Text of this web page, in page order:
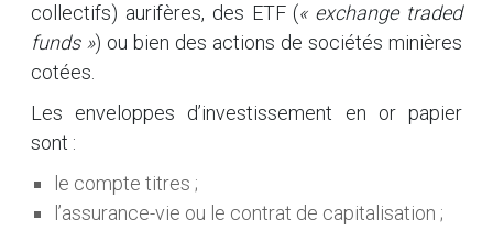
collectifs) aurifères, des ETF (« exchange traded
funds ») ou bien des actions de sociétés minières
cotées.
Les enveloppes d’investissement en or papier
sont :
le compte titres ;
l’assurance-vie ou le contrat de capitalisation ;